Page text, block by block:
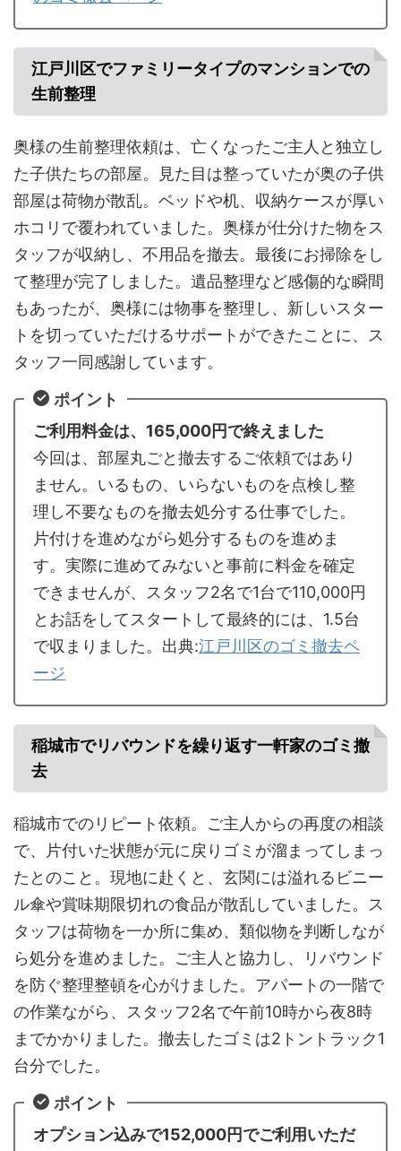
江戸川区でファミリータイプのマンションでの
生前整理
奥様の生前整理依頼は、亡くなったご主人と独立し
た子供たちの部屋。見た目は整っていたが奥の子供
部屋は荷物が散乱。ベッドや机、収納ケースが厚い
ホコリで覆われていました。奥様が仕分けた物をス
タッフが収納し、不用品を撤去。最後にお掃除をし
て整理が完了しました。遺品整理など感傷的な瞬間
もあったが、奥様には物事を整理し、新しいスター
トを切っていただけるサポートができたことに、ス
タッフ一同感謝しています。
ポイント
ご利用料金は、165,000円で終えました
今回は、部屋丸ごと撤去するご依頼ではあり
ません。いるもの、いらないものを点検し整
理し不要なものを撤去処分する仕事でした。
片付けを進めながら処分するものを進めま
す。実際に進めてみないと事前に料金を確定
できませんが、スタッフ2名で1台で110,000円
とお話をしてスタートして最終的には、1.5台
で収まりました。出典:江戸川区のゴミ撤去ペ
ージ
稲城市でリバウンドを繰り返す一軒家のゴミ撤
去
稲城市でのリピート依頼。ご主人からの再度の相談
で、片付いた状態が元に戻りゴミが溜まってしまっ
たとのこと。現地に赴くと、玄関には溢れるビニー
ル傘や賞味期限切れの食品が散乱していました。ス
タッフは荷物を一か所に集め、類似物を判断しなが
ら処分を進めました。ご主人と協力し、リバウンド
を防ぐ整理整頓を心がけました。アパートの一階で
の作業ながら、スタッフ2名で午前10時から夜8時
までかかりました。撤去したゴミは2トントラック1
台分でした。
ポイント
オプション込みで152,000円でご利用いただ